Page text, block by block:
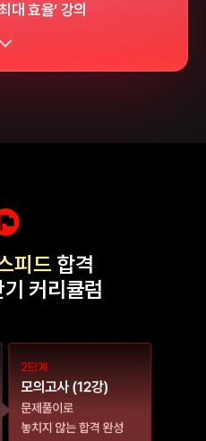
대 효율’ 강의
피드 합격
커리큘럼